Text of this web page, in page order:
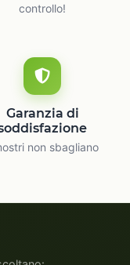
controllo!
Garanzia di
non sbagliano